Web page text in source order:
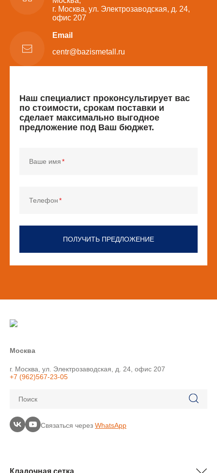
г. Москва, ул. Электрозаводская, д. 24,
офис 207
Email
centr@bazismetall.ru
Наш специалист проконсультирует вас
по стоимости, срокам поставки и
сделает максимально выгодное
предложение под Ваш бюджет.
Ваше имя
Телефон
ПОЛУЧИТЬ ПРЕДЛОЖЕНИЕ
Москва
г. Москва, ул. Электрозаводская, д. 24, офис 207
+7 (962)567-23-05
Поиск
Связаться через WhatsApp
Кладочная сетка